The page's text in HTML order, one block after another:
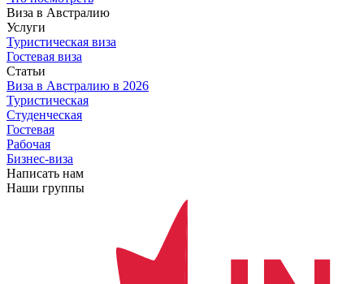
Виза в Австралию
Услуги
Туристическая виза
Гостевая виза
Статьи
Виза в Австралию в 2026
Туристическая
Студенческая
Гостевая
Рабочая
Бизнес-виза
Написать нам
Наши группы